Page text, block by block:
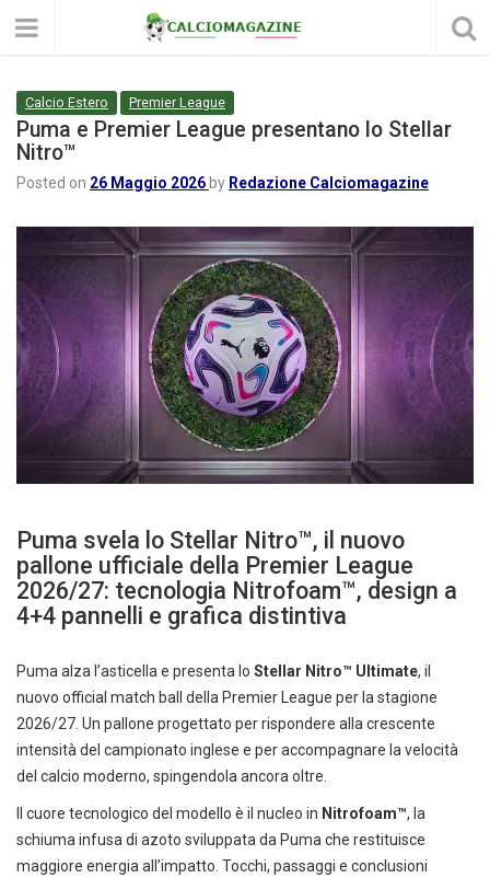
Calcio Estero Premier League
Puma e Premier League presentano lo Stellar
Nitro™
Posted on 26 Maggio 2026 by Redazione Calciomagazine
Puma svela lo Stellar Nitro™, il nuovo
pallone ufficiale della Premier League
2026/27: tecnologia Nitrofoam™, design a
4+4 pannelli e grafica distintiva
Puma alza l’asticella e presenta lo Stellar Nitro™ Ultimate, il
nuovo official match ball della Premier League per la stagione
2026/27. Un pallone progettato per rispondere alla crescente
intensità del campionato inglese e per accompagnare la velocità
del calcio moderno, spingendola ancora oltre.
Il cuore tecnologico del modello è il nucleo in Nitrofoam™, la
schiuma infusa di azoto sviluppata da Puma che restituisce
maggiore energia all’impatto. Tocchi, passaggi e conclusioni